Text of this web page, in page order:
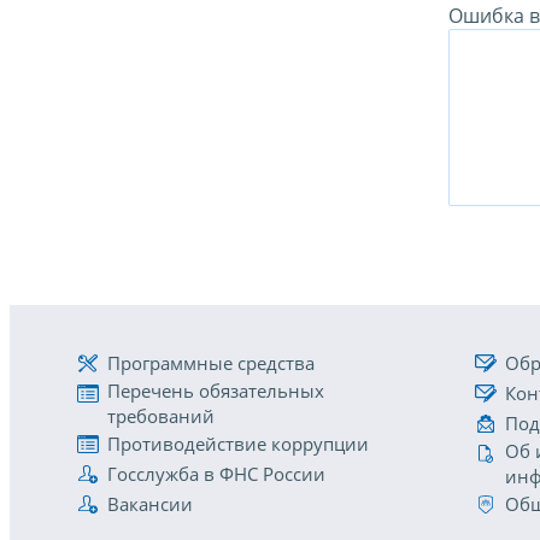
Ошибка в
Программные средства
Перечень обязательных
требований
Противодействие коррупции
Госслужба в ФНС России
Вакансии
Об